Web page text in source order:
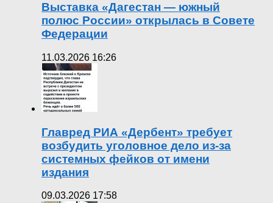
Выставка «Дагестан — южный
полюс России» открылась в Совете
Федерации
11.03.2026 16:26
Главред РИА «Дербент» требует
возбудить уголовное дело из-за
системных фейков от имени
издания
09.03.2026 17:58